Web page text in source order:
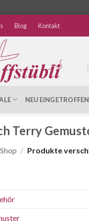
Blog Kontakt
NEU EINGETROFFEN
Terry
Shop / Produkte